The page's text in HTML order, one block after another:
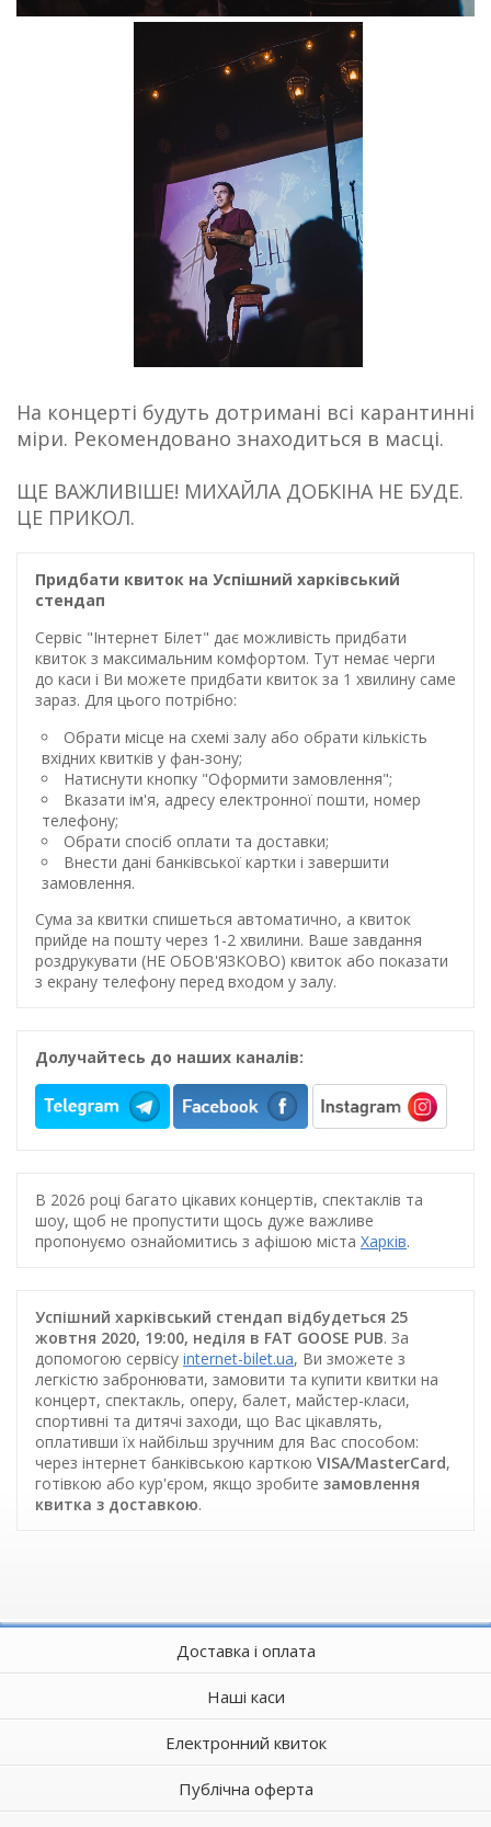
На концерті будуть дотримані всі карантинні
міри. Рекомендовано знаходиться в масці.
ЩЕ ВАЖЛИВІШЕ! МИХАЙЛА ДОБКІНА НЕ БУДЕ.
ЦЕ ПРИКОЛ.
Придбати квиток на Успішний харківський
стендап
Сервіс "Інтернет Білет" дає можливість придбати
квиток з максимальним комфортом. Тут немає черги
до каси і Ви можете придбати квиток за 1 хвилину саме
зараз. Для цього потрібно:
Обрати місце на схемі залу або обрати кількість
вхідних квитків у фан-зону;
Натиснути кнопку "Оформити замовлення";
Вказати ім'я, адресу електронної пошти, номер
телефону;
Обрати спосіб оплати та доставки;
Внести дані банківської картки і завершити
замовлення.
Сума за квитки спишеться автоматично, а квиток
прийде на пошту через 1-2 хвилини. Ваше завдання
роздрукувати (НЕ ОБОВ'ЯЗКОВО) квиток або показати
з екрану телефону перед входом у залу.
Долучайтесь до наших каналів:
В 2026 році багато цікавих концертів, спектаклів та
шоу, щоб не пропустити щось дуже важливе
пропонуємо ознайомитись з афішою міста Харків.
Успішний харківський стендап відбудеться 25
жовтня 2020, 19:00, неділя в FAT GOOSE PUB. За
допомогою сервісу internet-bilet.ua, Ви зможете з
легкістю забронювати, замовити та купити квитки на
концерт, спектакль, оперу, балет, майстер-класи,
спортивні та дитячі заходи, що Вас цікавлять,
оплативши їх найбільш зручним для Вас способом:
через інтернет банківською карткою VISA/MasterCard,
готівкою або кур'єром, якщо зробите замовлення
квитка з доставкою.
Доставка і оплата
Наші каси
Електронний квиток
Публічна оферта